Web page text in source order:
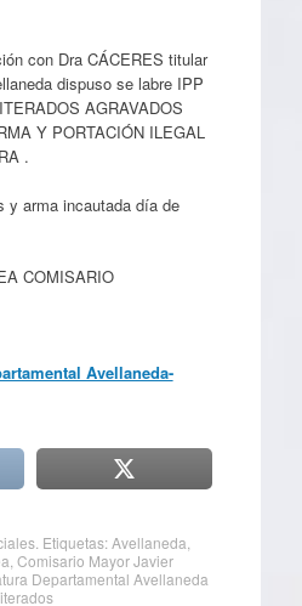
con Dra CÁCERES titular
dispuso se labre IPP
AGRAVADOS
Y PORTACIÓN ILEGAL
.
y arma incautada día de
COMISARIO
Avellaneda-
. Etiquetas:Avellaneda
Comisario Mayor Javier
Departamental Avellaneda